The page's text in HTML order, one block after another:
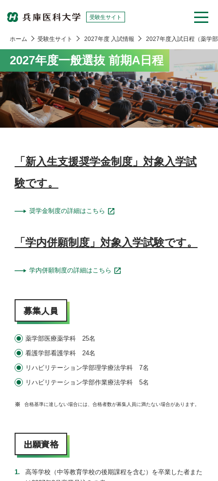
受験生サイト
ホーム 受験生サイト 2027年度 入試情報 2027年度入試日程（薬学
2027年度一般選抜 前期A日程
「新入生支援奨学金制度」対象入学試
験です。
奨学金制度の詳細はこちら
「学内併願制度」対象入学試験です。
学内併願制度の詳細はこちら
募集人員
薬学部医療薬学科 25名
看護学部看護学科 24名
リハビリテーション学部理学療法学科 7名
リハビリテーション学部作業療法学科 5名
合格基準に達しない場合には、合格者数が募集人員に満たない場合があります。
出願資格
高等学校（中等教育学校の後期課程を含む）を卒業した者また